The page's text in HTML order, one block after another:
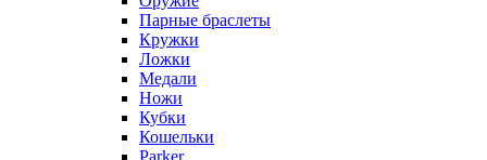
Парные браслеты
Кружки
Ложки
Медали
Ножи
Кубки
Кошельки
Parker